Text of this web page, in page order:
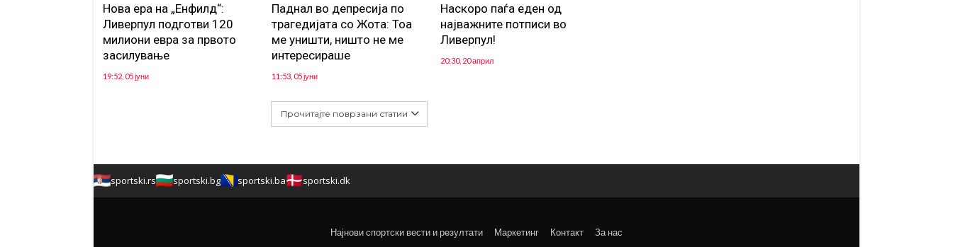
Нова ера на „Енфилд“:
Ливерпул подготви 120
милиони евра за првото
засилување
19:52, 05 јуни
Паднал во депресија по
трагедијата со Жота: Тоа
ме уништи, ништо не ме
интересираше
11:53, 05 јуни
Наскоро паѓа еден од
најважните потписи во
Ливерпул!
20:30, 20 април
Прочитајте поврзани статии
sportski.rs sportski.bg sportski.ba sportski.dk
Најнови спортски вести и резултати Маркетинг Контакт За нас